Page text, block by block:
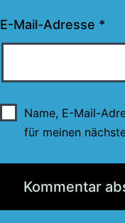
E-Mail-Adresse *
Name, E-Mail-
für meinen